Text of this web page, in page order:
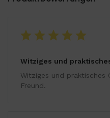
Witziges und
Witziges und praktisches
Freund.